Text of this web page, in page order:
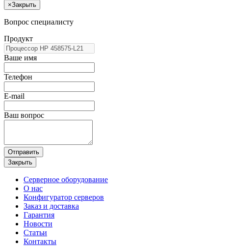
×Закрыть
Вопрос специалисту
Продукт
Ваше имя
Телефон
E-mail
Ваш вопрос
Отправить
Закрыть
Серверное оборудование
О нас
Конфигуратор серверов
Заказ и доставка
Гарантия
Новости
Статьи
Контакты